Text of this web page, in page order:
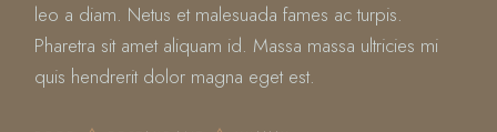
leo a diam. Netus et malesuada fames ac turpis.
Pharetra sit amet aliquam id. Massa massa ultricies mi
quis hendrerit dolor magna eget est.